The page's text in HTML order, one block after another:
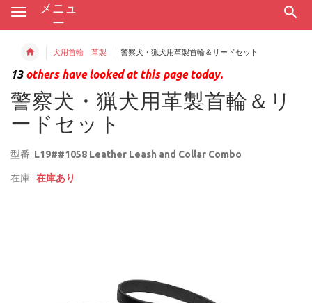
メニュ
ー
犬用首輪 革製 警察犬・猟犬用革製首輪＆リードセット
13others have looked at this page today.
警察犬・猟犬用革製首輪＆リ
ードセット
型番: L19##1058 Leather Leash and Collar Combo
在庫: 在庫あり